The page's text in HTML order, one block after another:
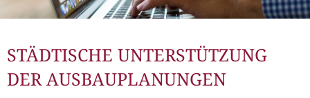
STÄDTISCHE UNTERSTÜTZUNG
DER AUSBAUPLANUNGEN